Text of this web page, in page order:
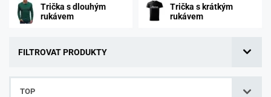
Trička s dlouhým
rukávem
Trička s krátkým
rukávem
FILTROVAT PRODUKTY
TOP